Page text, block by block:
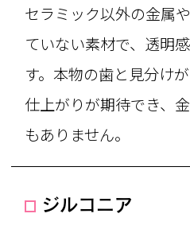
セラミック以外の金属
ていない素材で、透明
す。本物の歯と見分け
仕上がりが期待でき、
もありません。
ジルコニア